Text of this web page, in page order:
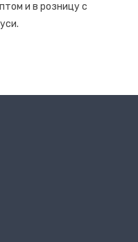
и в розницу с